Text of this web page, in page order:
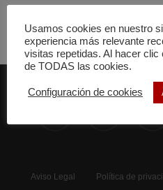
Aviso Legal Política de
Usamos cookies en nuestro
experiencia más relevante
visitas repetidas. Al hacer clic
de TODAS las cookies.
Configuración de cookies